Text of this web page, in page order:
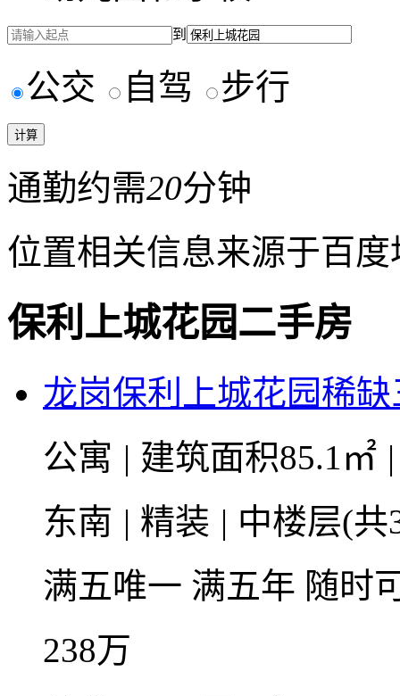
到
公交 自驾 步行
通勤约需20分钟
位置相关信息来源于百
保利上城花园二手房
龙岗保利上城花园稀
公寓 | 建筑面积85.1㎡ |
东南 | 精装 | 中楼层(
满五唯一 满五年 随时
238万